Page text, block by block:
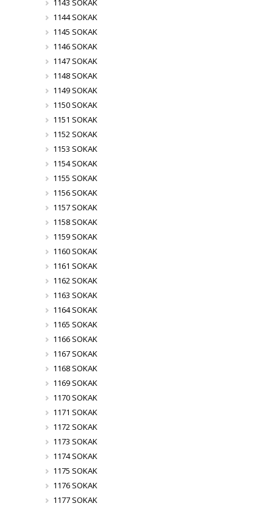
1143 SOKAK
1144 SOKAK
1145 SOKAK
1146 SOKAK
1147 SOKAK
1148 SOKAK
1149 SOKAK
1150 SOKAK
1151 SOKAK
1152 SOKAK
1153 SOKAK
1154 SOKAK
1155 SOKAK
1156 SOKAK
1157 SOKAK
1158 SOKAK
1159 SOKAK
1160 SOKAK
1161 SOKAK
1162 SOKAK
1163 SOKAK
1164 SOKAK
1165 SOKAK
1166 SOKAK
1167 SOKAK
1168 SOKAK
1169 SOKAK
1170 SOKAK
1171 SOKAK
1172 SOKAK
1173 SOKAK
1174 SOKAK
1175 SOKAK
1176 SOKAK
1177 SOKAK